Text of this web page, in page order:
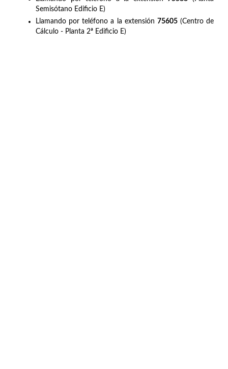
Semisótano Edificio E)
Llamando por teléfono a la extensión 75605(Centro de
Cálculo - Planta 2ª Edificio E)